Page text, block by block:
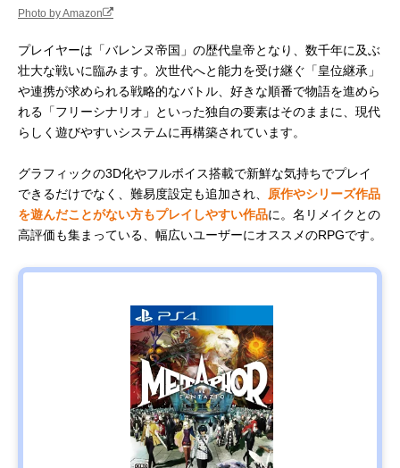
Photo by Amazon
プレイヤーは「バレンヌ帝国」の歴代皇帝となり、数千年に及ぶ
壮大な戦いに臨みます。次世代へと能力を受け継ぐ「皇位継承」
や連携が求められる戦略的なバトル、好きな順番で物語を進めら
れる「フリーシナリオ」といった独自の要素はそのままに、現代
らしく遊びやすいシステムに再構築されています。
グラフィックの3D化やフルボイス搭載で新鮮な気持ちでプレイ
できるだけでなく、難易度設定も追加され、 原作やシリーズ作品
を遊んだことがない方もプレイしやすい作品に。名リメイクとの
高評価も集まっている、幅広いユーザーにオススメのRPGです。